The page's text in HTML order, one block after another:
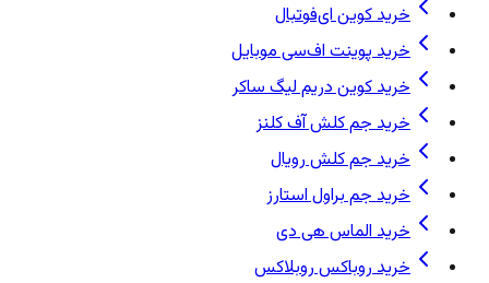
خرید کوین ای‌فوتبال
خرید پوینت اف‌سی موبایل
خرید کوین دریم لیگ ساکر
خرید جم کلش آف کلنز
خرید جم کلش رویال
خرید جم براول استارز
خرید الماس هی دی
خرید روباکس روبلاکس